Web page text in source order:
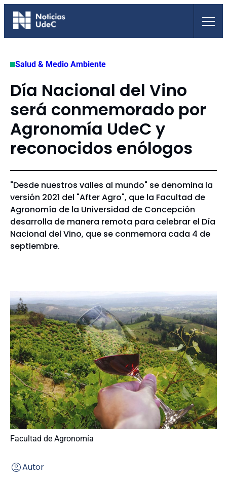
Saltar
Salud & Medio Ambiente
Día Nacional del Vino
será conmemorado por
Agronomía UdeC y
reconocidos enólogos
"Desde nuestros valles al mundo" se denomina la
versión 2021 del "After Agro", que la Facultad de
Agronomía de la Universidad de Concepción
desarrolla de manera remota para celebrar el Día
Nacional del Vino, que se conmemora cada 4 de
septiembre.
Facultad de Agronomía
Autor